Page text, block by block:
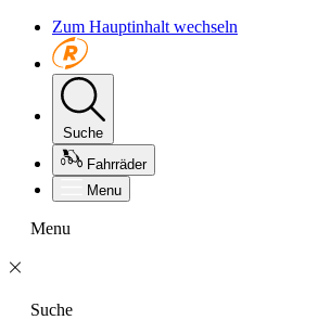
Zum Hauptinhalt wechseln
Suche
Fahrräder
Menu
Menu
Suche